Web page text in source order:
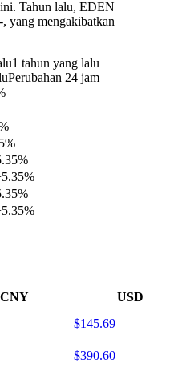
Tahun lalu, EDEN
, yang mengakibatkan
1 tahun yang lalu
Perubahan 24 jam
CNY USD
$145.69
$390.60